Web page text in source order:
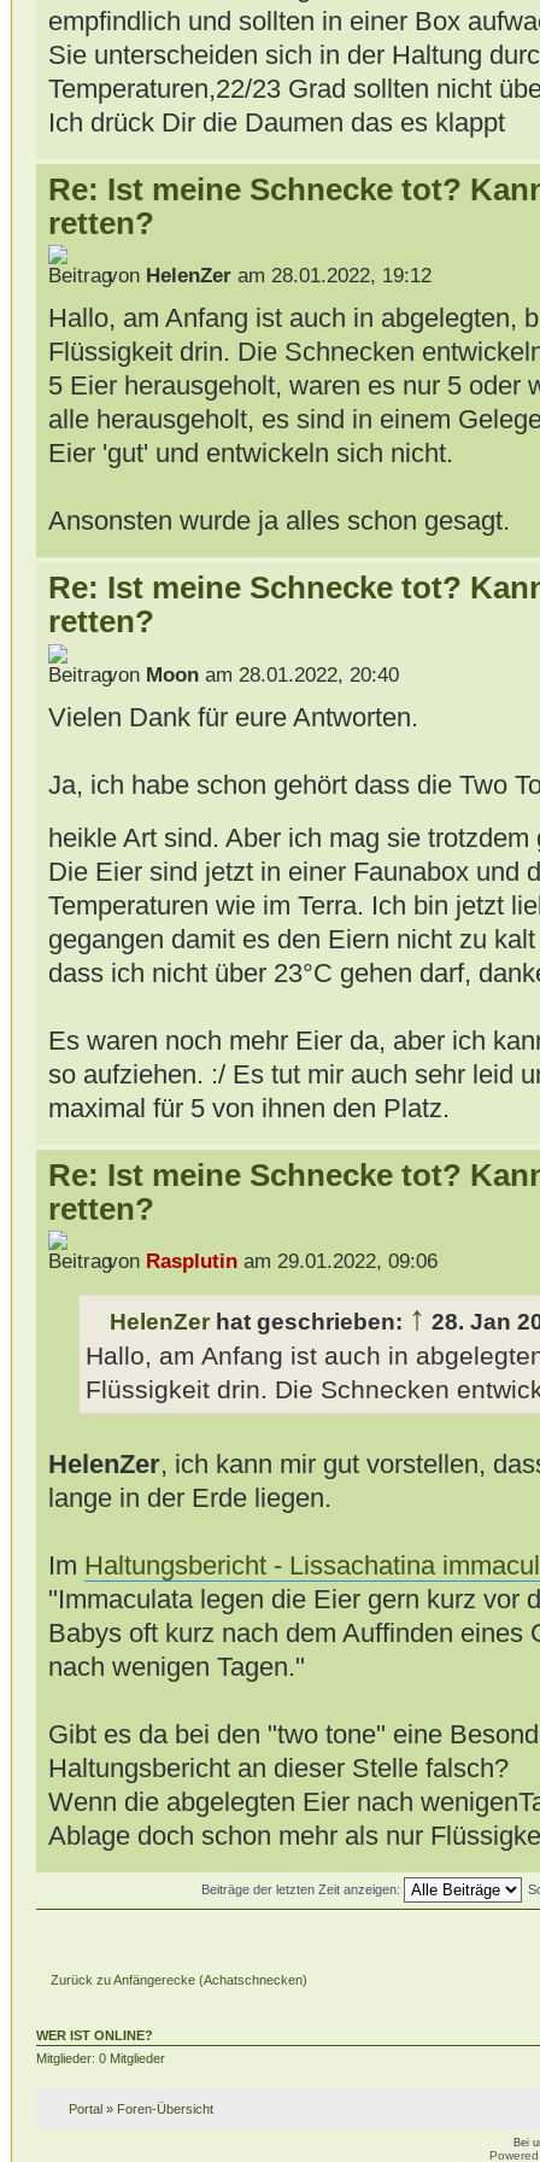
empfindlich und sollten in einer Box
Sie unterscheiden sich in der Haltung
Temperaturen,22/23 Grad sollten nicht
Ich drück Dir die Daumen das es klappt
Re: Ist meine Schnecke tot?
retten?
von HelenZeram 28.01.2022, 19:12
Hallo, am Anfang ist auch in abgelegten,
Flüssigkeit drin. Die Schnecken
5 Eier herausgeholt, waren es nur 5 oder
alle herausgeholt, es sind in einem
Eier 'gut' und entwickeln sich nicht.
Ansonsten wurde ja alles schon gesagt.
Re: Ist meine Schnecke tot?
retten?
von Moonam 28.01.2022, 20:40
Vielen Dank für eure Antworten.
Ja, ich habe schon gehört dass die Two
heikle Art sind. Aber ich mag sie trotzdem
Die Eier sind jetzt in einer Faunabox und
Temperaturen wie im Terra. Ich bin jetzt
gegangen damit es den Eiern nicht zu
dass ich nicht über 23°C gehen darf,
Es waren noch mehr Eier da, aber ich
so aufziehen. :/ Es tut mir auch sehr leid
maximal für 5 von ihnen den Platz.
Re: Ist meine Schnecke tot?
retten?
von Rasplutinam 29.01.2022, 09:06
HelenZerhat geschrieben: ↑ 28. Jan
Hallo, am Anfang ist auch in
Flüssigkeit drin. Die Schnecken
HelenZer, ich kann mir gut vorstellen,
lange in der Erde liegen.
Im Haltungsbericht - Lissachatina
"Immaculata legen die Eier gern kurz vor
Babys oft kurz nach dem Auffinden eines
nach wenigen Tagen."
Gibt es da bei den "two tone" eine
Haltungsbericht an dieser Stelle falsch?
Wenn die abgelegten Eier nach
Ablage doch schon mehr als nur
Beiträge der letzten Zeit anzeigen:
Zurück zu Anfängerecke (Achatschnecken)
WER IST ONLINE?
Mitglieder: 0 Mitglieder
Portal» Foren-Übersicht
Bei